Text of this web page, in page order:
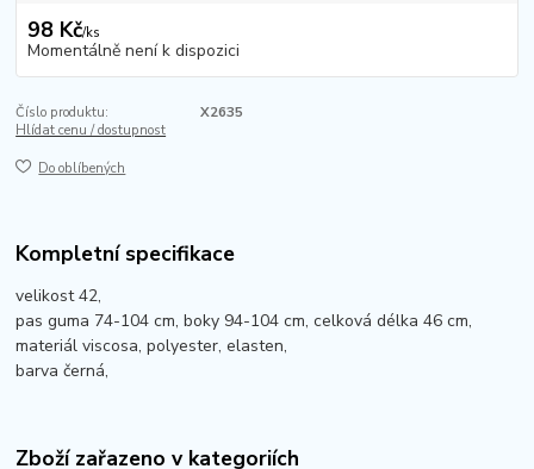
98 Kč/ks
Momentálně není k dispozici
Číslo produktu:
X2635
Hlídat cenu / dostupnost
Do oblíbených
Kompletní specifikace
velikost 42,
pas guma 74-104 cm, boky 94-104 cm, celková délka 46 cm,
materiál viscosa, polyester, elasten,
barva černá,
Zboží zařazeno v kategoriích